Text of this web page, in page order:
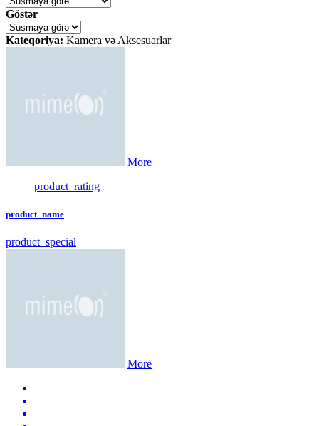
Göstər
Kateqoriya: Kamera və Aksesuarlar
More
product_rating
product_name
product_special
More